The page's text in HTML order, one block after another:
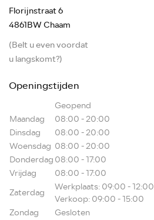
Florijnstraat 6
4861BW Chaam
(Belt u even voordat
u langskomt?)
Openingstijden
Geopend
Maandag
08:00 - 20:00
Dinsdag
08:00 - 20:00
Woensdag 08:00 - 20:00
Donderdag08:00 - 17:00
Vrijdag
08:00 - 17:00
Zaterdag
Werkplaats: 09:00 - 12:00
Verkoop: 09:00 - 15:00
Zondag
Gesloten